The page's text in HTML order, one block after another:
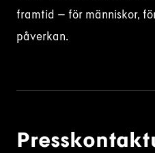
framtid – för människor,
påverkan.